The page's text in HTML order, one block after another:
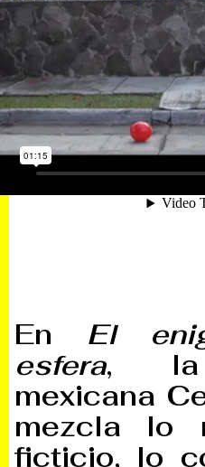
En El
esfera, la
mexicana
mezcla lo
ficticio, lo